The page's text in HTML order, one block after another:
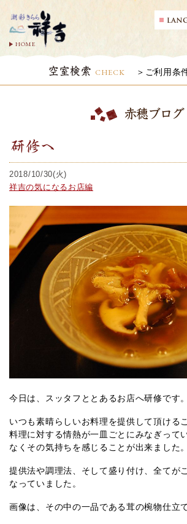
HOME
空室検索 CHECK ご利用条
赤穂ブログ
研修へ
2018/10/30(火)
祥吉の気になるお店編
今日は、スッタフととあるお店へ研修です。
いつも素晴らしいお料理を提供して頂ける
料理に対する情熱が一皿ごとにみなぎって
なくその気持ちを感じることが出来ました。
提供法や調理法、そして盛り付け、全てが
なっていました。
画像は、その中の一品である茸の椀物仕立て